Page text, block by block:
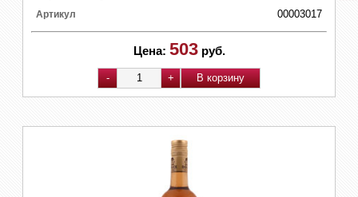
Артикул 00003017
Цена: 503 руб.